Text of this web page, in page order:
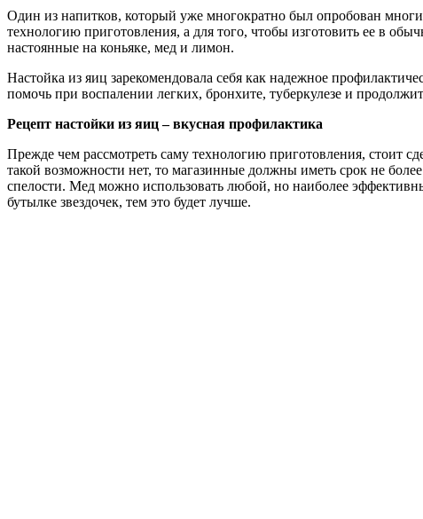
Один из напитков, который уже многократно был опробован
технологию приготовления, а для того, чтобы изготовить ее в
настоянные на коньяке, мед и лимон.
Настойка из яиц зарекомендовала себя как надежное
помочь при воспалении легких, бронхите, туберкулезе и
Рецепт настойки из яиц – вкусная профилактика
Прежде чем рассмотреть саму технологию приготовления, стоит
такой возможности нет, то магазинные должны иметь срок не
спелости. Мед можно использовать любой, но наиболее
бутылке звездочек, тем это будет лучше.